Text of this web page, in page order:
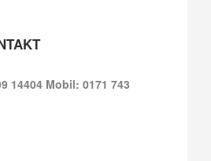
14404 Mobil: 0171 743